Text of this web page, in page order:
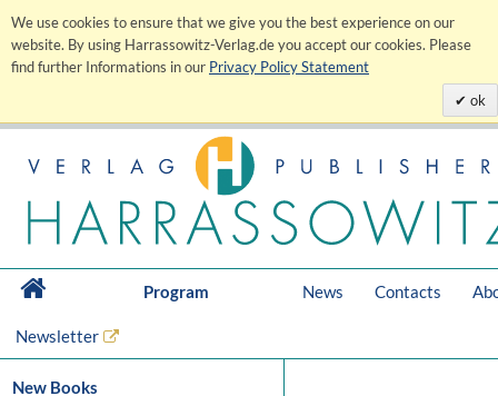
We use cookies to ensure that we give you the best experience on our
website. By using Harrassowitz-Verlag.de you accept our cookies. Please
find further Informations in our Privacy Policy Statement
ok
Program News Contacts
Newsletter
New Books